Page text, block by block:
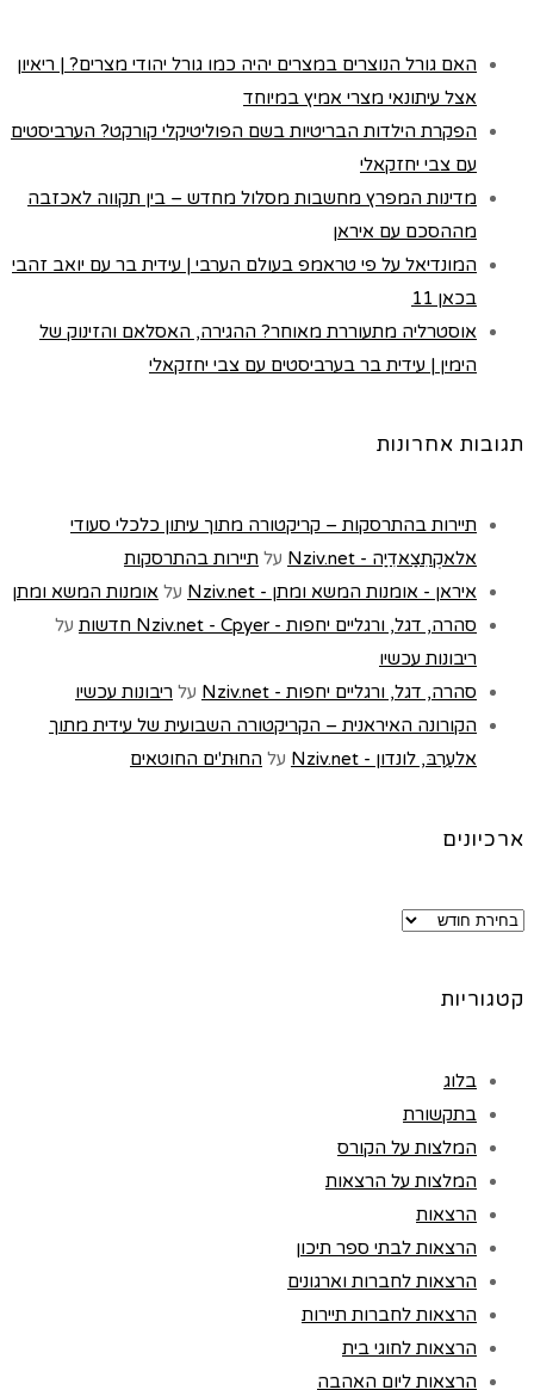
האם גורל הנוצרים במצרים יהיה כמו גורל יהודי מצרים? | ריאיון
אצל עיתונאי מצרי אמיץ במיוחד
הפקרת הילדות הבריטיות בשם הפוליטיקלי קורקט? הערביסטים
עם צבי יחזקאלי
מדינות המפרץ מחשבות מסלול מחדש – בין תקווה לאכזבה
מההסכם עם איראן
המונדיאל על פי טראמפ בעולם הערבי | עידית בר עם יואב זהבי
בכאן 11
אוסטרליה מתעוררת מאוחר? ההגירה, האסלאם והזינוק של
הימין | עידית בר בערביסטים עם צבי יחזקאלי
תגובות אחרונות
תיירות בהתרסקות – קריקטורה מתוך עיתון כלכלי סעודי
אלאקְתִצַאדִיַה - Nziv.net
על תיירות בהתרסקות
איראן - אומנות המשא ומתן - Nziv.net
על אומנות המשא ומתן
סהרה, דגל, ורגליים יחפות - Nziv.net - Cpyer חדשות
על
ריבונות עכשיו
סהרה, דגל, ורגליים יחפות - Nziv.net
על ריבונות עכשיו
הקורונה האיראנית – הקריקטורה השבועית של עידית מתוך
אלעַרַבּ, לונדון - Nziv.net
על החוּת'ים החוטאים
ארכיונים
ארכיונים
קטגוריות
בלוג
בתקשורת
המלצות על הקורס
המלצות על הרצאות
הרצאות
הרצאות לבתי ספר תיכון
הרצאות לחברות וארגונים
הרצאות לחברות תיירות
הרצאות לחוגי בית
הרצאות ליום האהבה